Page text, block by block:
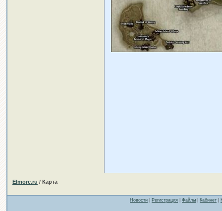
Elmore.ru / Карта
Новости Регистрация Файлы Кабинет